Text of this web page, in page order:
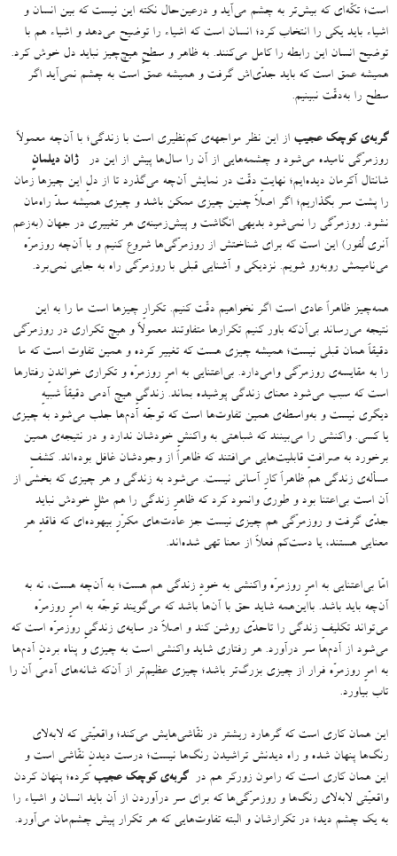
است؛ تکّه‌ای که بیش‌تر به چشم می‌آید و درعین‌حال نکته این نیست که بین انسان و
اشیاء باید یکی را انتخاب کرد؛ انسان است که اشیاء را توضیح می‌دهد و اشیاء هم با
توضیح انسان این رابطه را کامل می‌کنند. به ظاهر و سطحِ هیچ‌چیز نباید دل خوش کرد.
همیشه عمق است که باید جدّی‌اش گرفت و همیشه عمق است به چشم نمی‌آید اگر
سطح را به‌دقّت نبینیم.
گربه‌ی کوچک عجیب از این نظر مواجهه‌ی کم‌نظیری است با زندگی؛ با آن‌چه معمولاً
روزمرّگی نامیده می‌شود و چشمه‌هایی از آن را سال‌ها پیش از این در
ژان دیلمانِ
شانتال آکرمان دیده‌ایم؛ نهایتِ دقّت در نمایش آن‌چه می‌گذرد تا از دلِ این چیزها زمان
را پشت سر بگذاریم؛ اگر اصلاً چنین چیزی ممکن باشد و چیزی همیشه سدّ راه‌مان
نشود. روزمرّگی را نمی‌شود بدیهی انگاشت و پیش‌زمینه‌ی هر تغییری در جهان (به‌زعم
آنری لُفور) این است که برای شناختش از روزمرّگی‌ها شروع کنیم و با آن‌چه روزمرّه
می‌نامیمش روبه‌رو شویم. نزدیکی و آشنایی قبلی با روزمرّگی راه به جایی نمی‌برد.
همه‌چیز ظاهراً عادی است اگر نخواهیم دقّت کنیم. تکرارِ چیزها است ما را به این
نتیجه می‌رساند بی‌آن‌که باور کنیم تکرارها متفاوتند معمولاً و هیچ تکراری در روزمرّگی
دقیقاً همان قبلی نیست؛ همیشه چیزی هست که تغییر کرده و همین تفاوت است که ما
را به مقایسه‌ی روزمرّگی وامی‌دارد. بی‌اعتنایی به امرِ روزمرّه و تکراری‌ خواندنِ رفتارها
است که سبب می‌شود معنای زندگی پوشیده بماند. زندگیِ هیچ آدمی دقیقاً شبیهِ
دیگری نیست و به‌واسطه‌ی همین تفاوت‌ها است که توجّه آدم‌ها جلب می‌شود به چیزی
یا کسی.واکنشی را می‌بینند که شباهتی به واکنشِ خودشان ندارد و در نتیجه‌ی همین
برخورد به صرافتِ قابلیت‌هایی می‌افتند که ظاهراً از وجودشان غافل بوده‌اند. کشفِ
مسأله‌ی زندگی هم ظاهراً کارِ آسانی نیست. می‌شود به زندگی و هر چیزی که بخشی از
آن است بی‌اعتنا بود و طوری وانمود کرد که ظاهرِ زندگی را هم مثلِ خودش نباید
جدّی گرفت و روزمرّگی هم چیزی نیست جز عادت‌های مکرّرِ بیهوده‌ای که فاقدِ هر
معنایی هستند، یا دست‌کم فعلاً از معنا تهی شده‌اند.
امّا بی‌اعتنایی به امرِ روزمرّه واکنشی به خودِ زندگی هم هست؛ به آن‌چه هست، نه به
آن‌چه باید باشد. بااین‌همه شاید حق با آن‌ها باشد که می‌گویند توجّه به امرِ روزمرّه
می‌تواند تکلیفِ زندگی را تاحدّی روشن کند و اصلاً در سایه‌ی زندگیِ روزمرّه است که
می‌شود از آدم‌ها سر درآورد.هر رفتاری شاید واکنشی‌ است به چیزی و پناه‌ بردنِ آدم‌ها
به امرِ روزمرّه فرار از چیزی بزرگ‌تر باشد؛ چیزی عظیم‌تر از آن‌که شانه‌های آدمی آن‌ را
تاب بیاورد.
این همان کاری است که گرهارد ریشتر در نقّاشی‌هایش می‌کند؛ واقعیّتی که لابه‌لای
رنگ‌ها پنهان شده و راه دیدنش تراشیدن رنگ‌ها نیست؛ درست دیدنِ نقّاشی است و
این همان کاری است که رامون زورکر هم در گربه‌ی کوچک عجیب کرده؛ پنهان کردن
واقعیّتی لابه‌لای رنگ‌ها و روزمرّگی‌ها که برای سر درآوردن از آن باید انسان و اشیاء را
به یک چشم دید؛ در تکرارشان و البته تفاوت‌هایی که هر تکرار پیش چشم‌مان می‌آورد.